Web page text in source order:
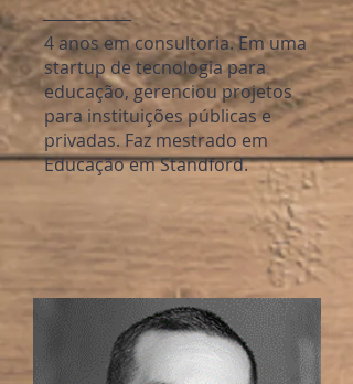
4 anos em consultoria. Em uma
startup de tecnologia para
educação, gerenciou projetos
para instituições públicas e
privadas. Faz mestrado em
Educação em Standford.